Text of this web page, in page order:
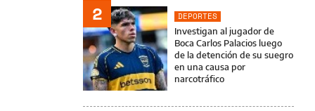
2
DEPORTES
Investigan al jugador de
Boca Carlos Palacios luego
de la detención de su suegro
en una causa por
narcotráfico